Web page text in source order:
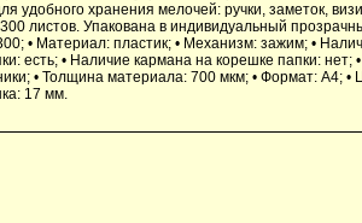
удобного хранения мелочей: ручки, заметок,
листов. Упакована в индивидуальный
• Материал: пластик; • Механизм: зажим; •
есть; • Наличие кармана на корешке папки: нет;
• Толщина материала: 700 мкм; • Формат: А4; •
17 мм.